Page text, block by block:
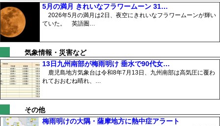
5月の満月 きれいなフラワームーン 31…
2026年5月の満月は2日、夜空にきれいなフラワームーンが輝い
ていた。 英語圏…
気象情報・災害など
13日九州南部が梅雨明け 垂水で90代女…
鹿児島地方気象台は令和8年7月13日、九州南部は高気圧に覆わ
れておおむね晴れ、…
その他
梅雨明けの大隅・薩摩地方に熱中症アラート